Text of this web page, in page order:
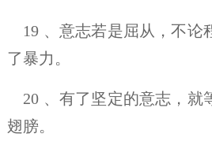
19 、意志若是屈从，不论
了暴力。
20 、有了坚定的意志，就
翅膀。